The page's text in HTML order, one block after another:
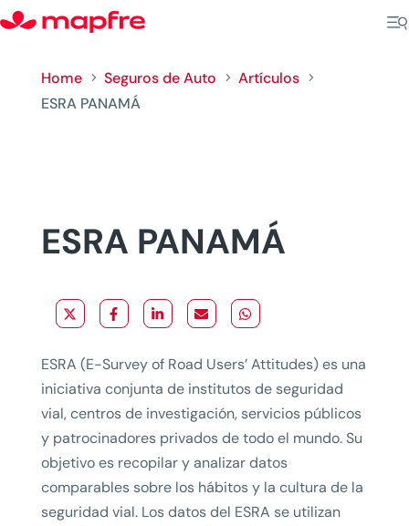
Home 5 Seguros de Auto 5 Artículos 5
ESRA PANAMÁ
ESRA PANAMÁ
ESRA (E-Survey of Road Users’ Attitudes) es una
iniciativa conjunta de institutos de seguridad
vial, centros de investigación, servicios públicos
y patrocinadores privados de todo el mundo. Su
objetivo es recopilar y analizar datos
comparables sobre los hábitos y la cultura de la
seguridad vial. Los datos del ESRA se utilizan